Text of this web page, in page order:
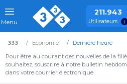
Menu
211.943
Utilisateurs
333 Economie
Dernière heure
Pour être au courant des nouvelles de la
souhaitez, souscrire à notre bulletin
dans votre courrier électronique.